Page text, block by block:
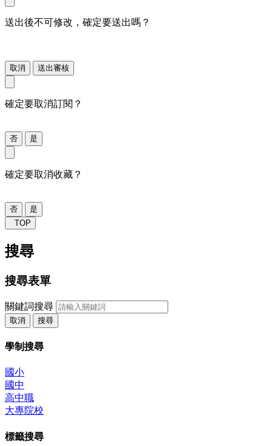
送出後不可修改，確定要送出嗎？
取消 送出審核
確定要取消訂閱？
否 是
確定要取消收藏？
否
是
TOP
搜尋
搜尋表單
關鍵詞搜尋
取消 搜尋
學制搜尋
國小
國中
高中職
大專院校
標籤搜尋